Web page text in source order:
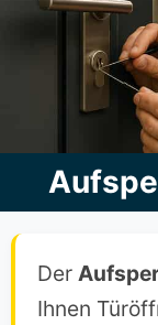
Der
Ihnen